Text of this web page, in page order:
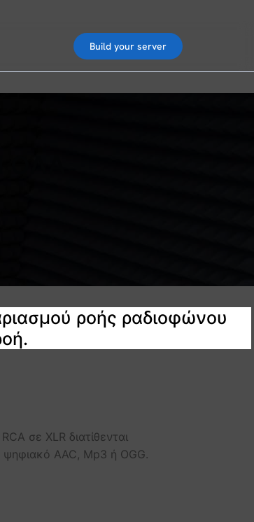
Build your server
ροής ραδιοφώνου
σε XLR διατίθενται
AAC, Mp3 ή OGG.